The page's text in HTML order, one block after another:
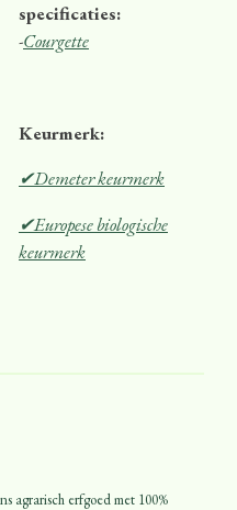
specificaties:
-Courgette
Keurmerk:
✔Demeter keurmerk
✔Europese biologische
keurmerk
agrarisch erfgoed met 100%